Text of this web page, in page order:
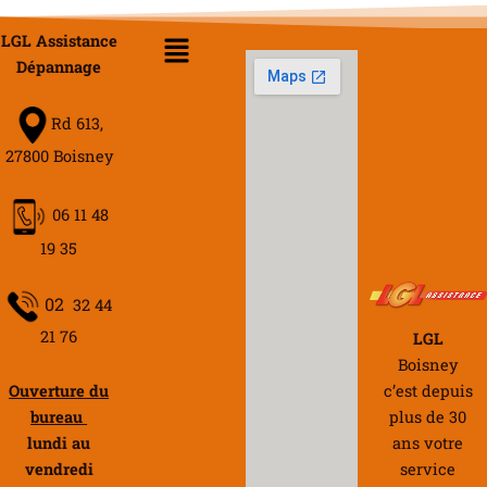
LGL Assistance
Dépannage
Rd 613,
27800 Boisney
06 11 48
19 35
02 32 44
21 76
Ouverture du
bureau
lundi au
vendredi
LGL
Boisney
c’est depuis
plus de 30
ans votre
service
Menu